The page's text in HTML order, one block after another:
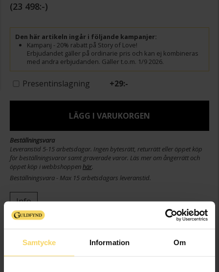
Samtycke Information Om
23 498:-
Den här artikeln ingår i följande kampanjer:
Kampanj - 20% rabatt på Story of Love!
Erbjudandet gäller på ordinarie pris och kan ej kombineras
med andra erbjudanden. Gäller t.o.m. 1/9 2026.
Presentinslagning +29:-
LÄGG I VARUKORGEN
Beställningsvara
Leveranstid 5-15 arbetsdagar. Ingen bytesrätt, returrätt eller öppet köp
för beställningsvaror samt graverade varor. Läs mer om ångerrätt och
öppet köp i webbshoppenhär.
Beställningsvara - Max 15 arbetsdagars leveranstid.
Info
Modell
Rome